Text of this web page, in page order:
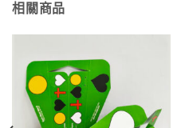
相關商品